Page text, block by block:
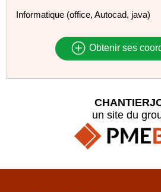
Informatique (office, Autocad, java)
Obtenir ses
un site du